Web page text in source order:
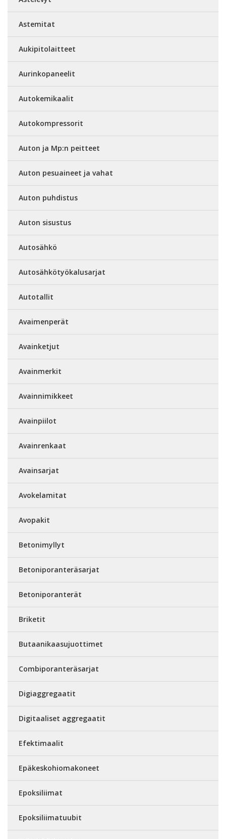
Astemitat
Aukipitolaitteet
Aurinkopaneelit
Autokemikaalit
Autokompressorit
Auton ja Mp:n peitteet
Auton pesuaineet ja vahat
Auton puhdistus
Auton sisustus
Autosähkö
Autosähkötyökalusarjat
Autotallit
Avaimenperät
Avainketjut
Avainmerkit
Avainnimikkeet
Avainpiilot
Avainrenkaat
Avainsarjat
Avokelamitat
Avopakit
Betonimyllyt
Betoniporanteräsarjat
Betoniporanterät
Briketit
Butaanikaasujuottimet
Combiporanteräsarjat
Digiaggregaatit
Digitaaliset aggregaatit
Efektimaalit
Epäkeskohiomakoneet
Epoksiliimat
Epoksiliimatuubit